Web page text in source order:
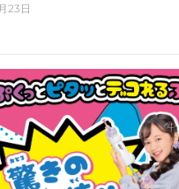
23日